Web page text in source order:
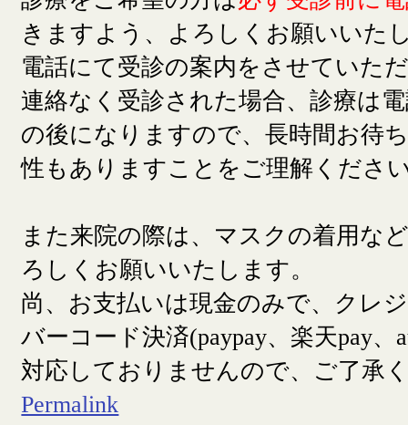
きますよう、よろしくお願いいた
電話にて受診の案内をさせていた
連絡なく受診された場合、診療は
の後になりますので、長時間お待
性もありますことをご理解くださ
また来院の際は、マスクの着用な
ろしくお願いいたします。
尚、お支払いは現金のみで、クレ
バーコード決済(paypay、楽天pay、
対応しておりませんので、ご了承
Permalink